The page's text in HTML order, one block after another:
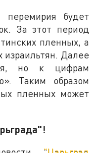
будет
За этот период
пленных, а
Далее
но к цифрам
Таким образом
пленных может